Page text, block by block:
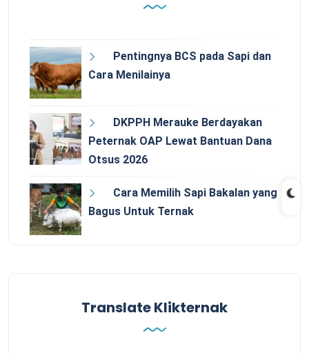
Pentingnya BCS pada Sapi dan
Cara Menilainya
DKPPH Merauke Berdayakan
Peternak OAP Lewat Bantuan Dana
Otsus 2026
Cara Memilih Sapi Bakalan yang
Bagus Untuk Ternak
Translate Klikternak